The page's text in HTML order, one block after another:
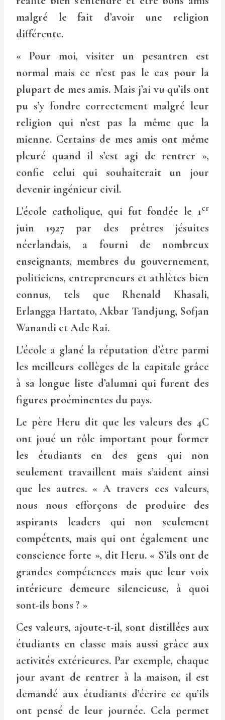
malgré le fait d’avoir une religion
différente.
« Pour moi, visiter un pesantren est
normal mais ce n’est pas le cas pour la
plupart de mes amis. Mais j’ai vu qu’ils ont
pu s’y fondre correctement malgré leur
religion qui n’est pas la même que la
mienne. Certains de mes amis ont même
pleuré quand il s’est agi de rentrer »,
confie celui qui souhaiterait un jour
devenir ingénieur civil.
L’école catholique, qui fut fondée le 1er
juin 1927 par des prêtres jésuites
néerlandais, a fourni de nombreux
enseignants, membres du gouvernement,
politiciens, entrepreneurs et athlètes bien
connus, tels que Rhenald Khasali,
Erlangga Hartato, Akbar Tandjung, Sofjan
Wanandi et Ade Rai.
L’école a glané la réputation d’être parmi
les meilleurs collèges de la capitale grâce
à sa longue liste d’alumni qui furent des
figures proéminentes du pays.
Le père Heru dit que les valeurs des 4C
ont joué un rôle important pour former
les étudiants en des gens qui non
seulement travaillent mais s’aident ainsi
que les autres. « A travers ces valeurs,
nous nous efforçons de produire des
aspirants leaders qui non seulement
compétents, mais qui ont également une
conscience forte », dit Heru. « S’ils ont de
grandes compétences mais que leur voix
intérieure demeure silencieuse, à quoi
sont-ils bons ? »
Ces valeurs, ajoute-t-il, sont distillées aux
étudiants en classe mais aussi grâce aux
activités extérieures. Par exemple, chaque
jour avant de rentrer à la maison, il est
demandé aux étudiants d’écrire ce qu’ils
ont pensé de leur journée. Cela permet